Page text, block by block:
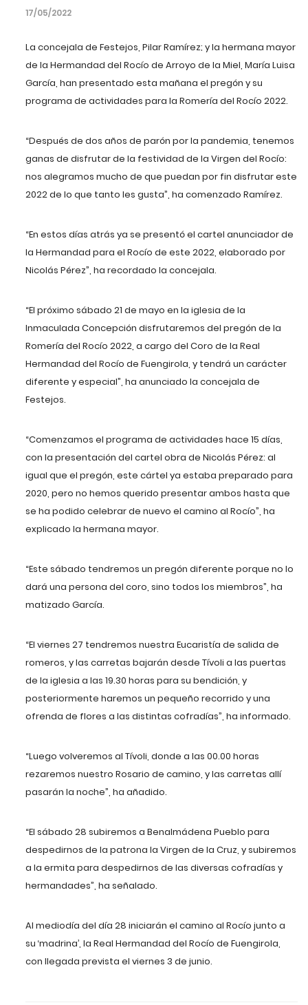
17/05/2022
La concejala de Festejos, Pilar Ramírez; y la hermana mayor
de la Hermandad del Rocío de Arroyode la Miel,María Luisa
García, han presentado esta mañana el pregóny su
programa de actividadesparala Romería del Rocío2022.
“Después de dos años de parón por la pandemia, tenemos
ganas de disfrutar de la festividad de la Virgen del Rocío:
nos alegramos mucho de que puedan por fin disfrutar este
2022 de lo que tanto les gusta”, ha comenzado Ramírez.
“En estos días atrás ya se presentó el cartel anunciador de
la Hermandad para el Rocío de este 2022, elaborado por
Nicolás Pérez”, ha recordado la concejala.
“El próximo sábado 21 de mayo en la iglesia de la
Inmaculada Concepción disfrutaremos del pregón de la
Romería del Rocío 2022, a cargo del Coro de la Real
Hermandad del Rocío de Fuengirola, y tendrá un carácter
diferente y especial”, ha anunciado la concejala de
Festejos.
“Comenzamos el programa de actividades hace 15 días,
con la presentación del cartel obra de Nicolás Pérez: al
igual que el pregón, este cártel ya estaba preparado para
2020, pero no hemos querido presentar ambos hasta que
se ha podido celebrar de nuevo el camino al Rocío”, ha
explicado la hermana mayor.
“Este sábado tendremos un pregón diferente porque no lo
dará una persona del coro, sino todos los miembros”, ha
matizado García.
“El viernes 27 tendremos nuestra Eucaristía de salida de
romeros, y las carretas bajarán desde Tívoli a las puertas
de la iglesia a las 19.30 horas para su bendición, y
posteriormente haremos un pequeño recorrido y una
ofrenda de flores a las distintas cofradías”, ha informado.
“Luego volveremos al Tívoli, donde a las 00.00 horas
rezaremos nuestro Rosario de camino, y las carretas allí
pasarán la noche”, ha añadido.
“El sábado 28 subiremos a Benalmádena Pueblo para
despedirnos de la patrona la Virgen de la Cruz, y subiremos
a la ermita para despedirnos de las diversas cofradías y
hermandades”, ha señalado.
Al mediodía del día 28 iniciarán el camino al Rocío junto a
su ‘madrina’,la Real Hermandad del Rocío de Fuengirola
con llegada prevista el viernes 3 de junio.